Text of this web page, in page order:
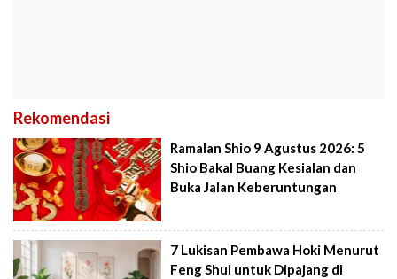
Rekomendasi
Ramalan Shio 9 Agustus 2026: 5
Shio Bakal Buang Kesialan dan
Buka Jalan Keberuntungan
7 Lukisan Pembawa Hoki Menurut
Feng Shui untuk Dipajang di